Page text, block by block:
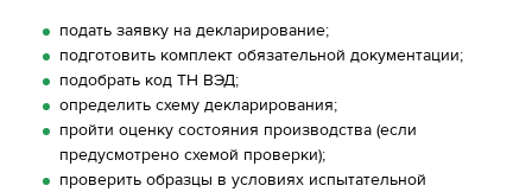
подать заявку на декларирование;
подготовить комплект обязательной документации;
подобрать код ТН ВЭД;
определить схему декларирования;
пройти оценку состояния производства (если
предусмотрено схемой проверки);
проверить образцы в условиях испытательной